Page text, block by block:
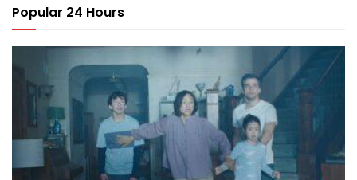
Popular 24 Hours